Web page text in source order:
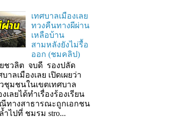
เทศบาลเมืองเลย
ทวงคืนทางผีผ่าน
เหลือบ้าน
สามหลังยังไม่รื้อ
ออก (ชมคลิป)
ชวลิต จบดี รองปลัด
บาลเมืองเลย เปิดเผยว่า
ชุมชนในเขตเทศบาล
งเลยได้ทำเรื่องร้องเรียน
ทางสาธารณะถูกเอกชน
ำไปที่ ชมรม stro...